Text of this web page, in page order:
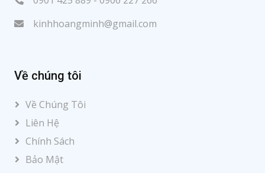
kinhhoangminh@gmail.com
Về chúng tôi
Về Chúng Tôi
Liên Hệ
Chính Sách
Bảo Mật